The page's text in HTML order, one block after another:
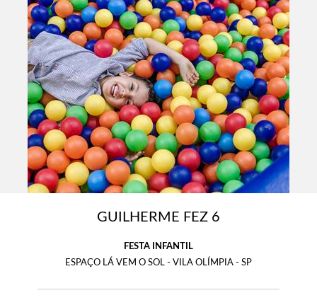
GUILHERME FEZ 6
FESTA INFANTIL
ESPAÇO LÁ VEM O SOL - VILA OLÍMPIA - SP